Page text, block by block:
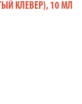
КЛЕВЕР), 10 МЛ